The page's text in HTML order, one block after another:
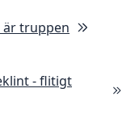
är truppen
- flitigt